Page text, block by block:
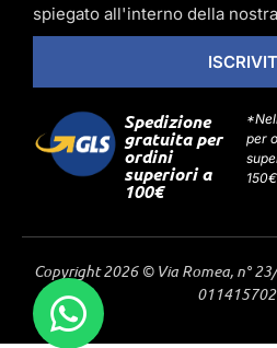
spiegato all'interno della nostra
Spedizione
gratuita per
ordini
superiori a
100€
per
150€
Copyright 2026 © Via Romea, n°